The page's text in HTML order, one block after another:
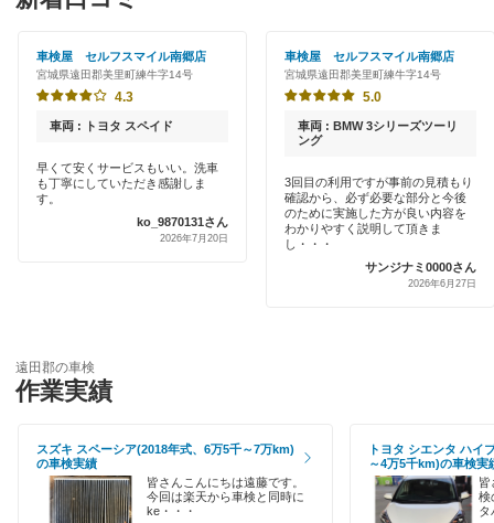
牡鹿郡
角田市
刈田郡
栗原市
柴田郡
多賀城市
富谷市
代車あり
輸入車OK
ハイブリッド車OK
1級整備士在籍
コンピューター診断
閉じる
車検屋 セルフスマイル南郷店
宮城県遠田郡美里町練牛字14号
4.3
車両 : トヨタ スペイド
早くて安くサービスもいい。洗車
も丁寧にしていただき感謝しま
す。
ko_9870131さん
2026年7月20日
車検屋 セルフスマイル南郷店
宮城県遠田郡美里町練牛字14号
5.0
車両 : BMW 3シリーズツーリ
ング
3回目の利用ですが事前の見積もり
確認から、必ず必要な部分と今後
のために実施した方が良い内容を
わかりやすく説明して頂きま
し・・・
サンジナミ0000さん
2026年6月27日
遠田郡の車検
作業実績
スズキ スペーシア(2018年式、6万5千～7万km)
の車検実績
皆さんこんにちは遠藤です。
今回は楽天から車検と同時に
ke・・・
トヨタ シエンタ ハイ
～4万5千km)の車検実
皆
検
タ